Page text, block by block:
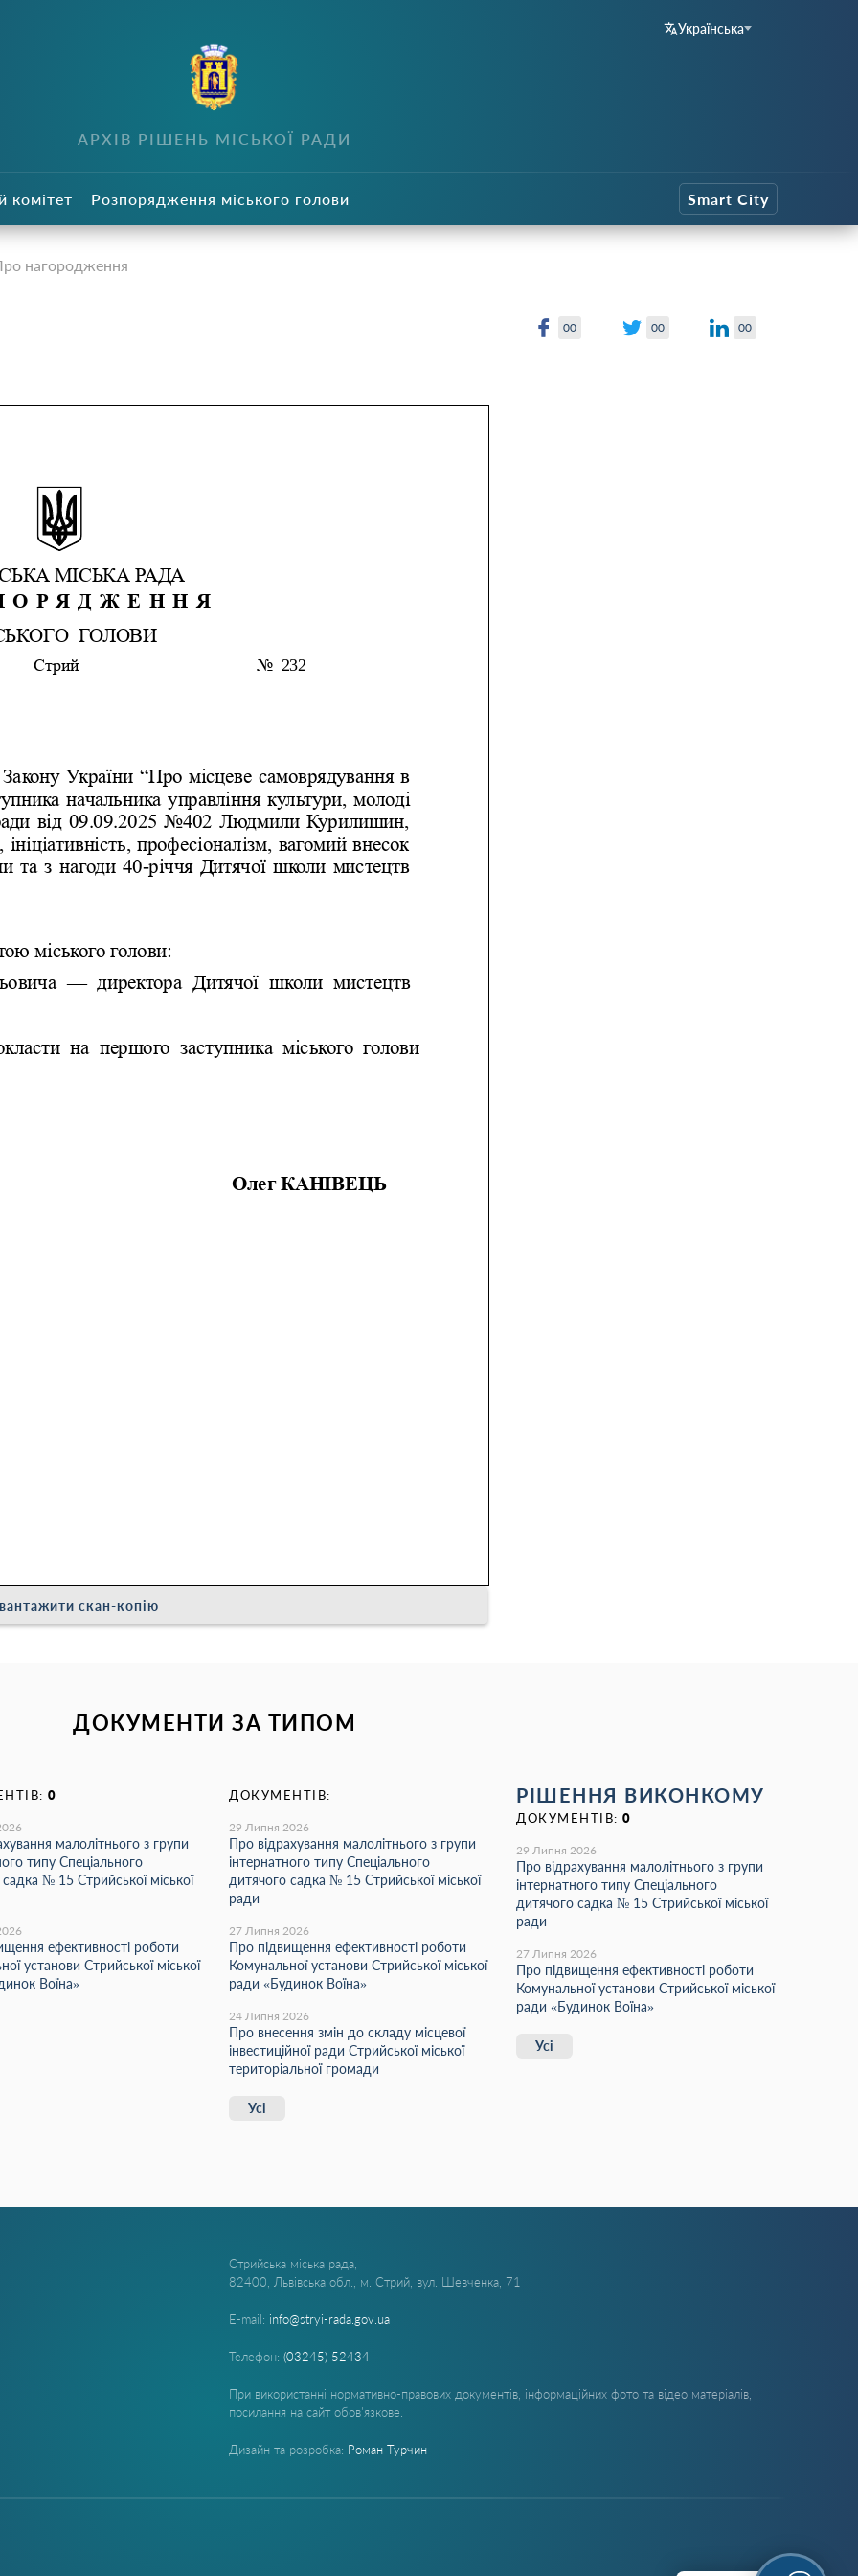
Українська
АРХІВ РІШЕНЬ МІСЬКОЇ РАДИ
комітет Розпорядження міського голови Smart City
нагородження
скан-копію
00 00 00
ДОКУМЕНТИ ЗА ТИПОМ
0
малолітнього з групи
типу Спеціального
№ 15 Стрийської міської
ефективності роботи
установи Стрийської міської
Воїна»
ДОКУМЕНТІВ:
29 Липня 2026
Про відрахування малолітнього з групи
інтернатного типу Спеціального
дитячого садка № 15 Стрийської міської
ради
27 Липня 2026
Про підвищення ефективності роботи
Комунальної установи Стрийської міської
ради «Будинок Воїна»
24 Липня 2026
Про внесення змін до складу місцевої
інвестиційної ради Стрийської міської
територіальної громади
Усі
РІШЕННЯ ВИКОНКОМУ
ДОКУМЕНТІВ: 0
29 Липня 2026
Про відрахування малолітнього з групи
інтернатного типу Спеціального
дитячого садка № 15 Стрийської міської
ради
27 Липня 2026
Про підвищення ефективності роботи
Комунальної установи Стрийської міської
ради «Будинок Воїна»
Усі
Стрийська міська рада,
82400, Львівська обл., м. Стрий, вул. Шевченка, 71
E-mail: info@stryi-rada.gov.ua
Телефон: (03245) 52434
При використанні нормативно-правових документів, інформаційних фото та відео матеріалів,
посилання на сайт обов'язкове.
Дизайн та розробка: Роман Турчин